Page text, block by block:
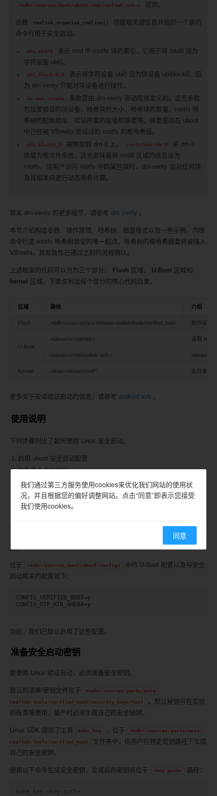
<sdk>/sources/boot/uboot/cmd/realtek_avb.c 提供。
函数 realtek_organize_cmdline()
将提取关键信息并组织一个新的
命令行用于安全启动。
ubi.mtd=8
表示 mtd 中 rootfs 块的索引，它用于将 mtd8 设为
字符设备 ubi0。
ubi.block=0,0
表示将字符设备 ubi0 设为块设备 ubiblock0，因
为 dm verity 只能对块设备进行操作。
dm-mod.create
参数是由 dm-verity 驱动程序定义的。这些参数
包括要验证的块设备、哈希块的大小、哈希块的数量、rootfs 哈
希树的起始地址、验证所需的盐值和摘要等。摘要是指在 uboot
中已经被 VBmeta 验证过的 rootfs 的根哈希值。
ubi.block0_0 被附加到 dm-0 上。 root=/dev/dm-0
将 dm-0
挂载为根文件系统，这也意味着将 mtd8 区域的信息设为
rootfs。当用户访问 rootfs 中的某些块时，dm-verity 会对任何块
及其相关块进行动态哈希计算。
有关 dm-verity 的更多细节，请参考 dm verify 。
本节介绍构造参数、操作原理、哈希树、磁盘格式以及一些示例。内核
命令行是 rootfs 哈希树验证的唯一起点，哈希树的根哈希摘要将被插入
VBmeta，其有效性已通过之前的流程确认。
上述框架的代码可以分为三个部分： Flash 区域、 U-Boot 区域和
kernel 区域。下表仅列出每个部分的核心代码目录。
区域 路径 介绍
Flash <sdk>/sources/yocto/meta-realtek/tools/verified_boot 制作安全
U-Boot
<uboot>/cmd/mtd.c 读取
<uboot>/cmd/realtek-avb.c vbmeta/公
Kernel <linux>/drivers/md/* 此目录由
更多关于安卓验证启动的信息，请参考 android avb 。
使用说明
下列步骤列出了如何使用 Linux 安全启动。
启用 uboot 安全启动配置
准备安全启动密钥
编译安全固件
启用安全启动
要启用 Linux 安全启动，需要确保已打开与 U-Boot 相关的安全启动配
置。
位于 <sdk>/sources/boot/uboot/configs
中的 U-Boot 配置以及与安全
启动相关的配置如下：
CONFIG_VERIFIED_BOOT=y
当前，我们已默认启用了这些配置。
准备安全启动密钥
要使用 Linux 验证启动，必须准备安全密钥。
默认的清单/密钥文件位于 <sdk>/sources/yocto/meta-
realtek/tools/verified_boot/security_keys/test
。默认秘钥可在实验
阶段直接使用，量产时必须生成自己的安全秘钥。
Linux SDK 提供了工具 make_key ，位于 <sdk>/sources/yocto/meta-
realtek/tools/verified_boot
文件夹中，供用户在特定密钥路径下生成
自己的安全密钥。
使用以下命令生成安全密钥，生成后的密钥将位于 <key path> 路径：
make_key <key path>
我们通过第三方服务使用cookies来优化我们网站的使用状
况，并且根据您的偏好调整网站。点击“同意”即表示您接受
我们使用cookies。
同意